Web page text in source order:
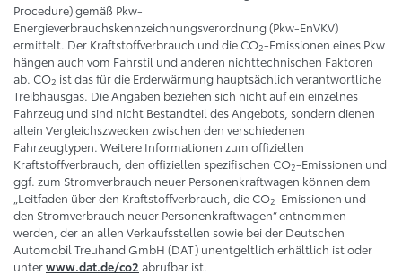
Procedure) gemäß Pkw-
Energieverbrauchskennzeichnungsverordnung (Pkw-EnVKV)
ermittelt. Der Kraftstoffverbrauch und die CO2-Emissionen eines Pkw
hängen auch vom Fahrstil und anderen nichttechnischen Faktoren
ab. CO2 ist das für die Erderwärmung hauptsächlich verantwortliche
Treibhausgas. Die Angaben beziehen sich nicht auf ein einzelnes
Fahrzeug und sind nicht Bestandteil des Angebots, sondern dienen
allein Vergleichszwecken zwischen den verschiedenen
Fahrzeugtypen. Weitere Informationen zum offiziellen
Kraftstoffverbrauch, den offiziellen spezifischen CO2-Emissionen und
ggf. zum Stromverbrauch neuer Personenkraftwagen können dem
„Leitfaden über den Kraftstoffverbrauch, die CO2-Emissionen und
den Stromverbrauch neuer Personenkraftwagen“ entnommen
werden, der an allen Verkaufsstellen sowie bei der Deutschen
Automobil Treuhand GmbH (DAT) unentgeltlich erhältlich ist oder
unterwww.dat.de/co2 abrufbar ist.